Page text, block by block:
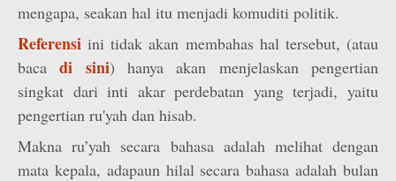
mengapa, seakan hal itu menjadi komuditi politik.
Referensi ini tidak akan membahas hal tersebut, (atau
bacadi sini) hanya akan menjelaskan pengertian
singkat dari inti akar perdebatan yang terjadi, yaitu
pengertian ru'yah dan hisab.
Makna ru’yah secara bahasa adalah melihat dengan
mata kepala, adapaun hilal secara bahasa adalah bulan